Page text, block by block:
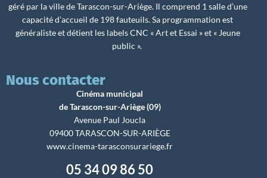
géré par la ville de Tarascon-sur-Ariège. Il comprend 1 salle d’une
capacité d’accueil de 198 fauteuils. Sa programmation est
généraliste et détient les labels CNC « Art et Essai » et « Jeune
public ».
Nous contacter
Cinéma municipal
de Tarascon-sur-Ariège (09)
Avenue Paul Joucla
09400 TARASCON-SUR-ARIÈGE
www.cinema-tarasconsurariege.fr
05 34 09 86 50